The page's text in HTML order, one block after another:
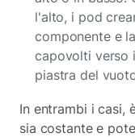
l'alto, i pod
componente e
capovolti verso
piastra del
In entrambi i casi,
sia costante e